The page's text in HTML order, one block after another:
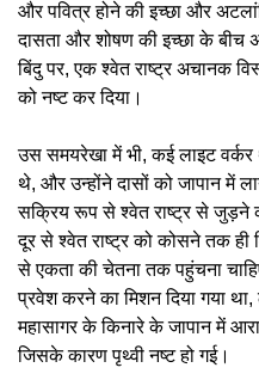
और पवित्र होने की इच्छा और
दासता और शोषण की इच्छा के बीच
बिंदु पर, एक श्वेत राष्ट्र अचानक
को नष्ट कर दिया।
उस समयरेखा में भी, कई लाइट
थे, और उन्होंने दासों को जापान में
सक्रिय रूप से श्वेत राष्ट्र से जुड़ने
दूर से श्वेत राष्ट्र को कोसने तक ही
से एकता की चेतना तक पहुंचना
प्रवेश करने का मिशन दिया गया
महासागर के किनारे के जापान में
जिसके कारण पृथ्वी नष्ट हो गई।